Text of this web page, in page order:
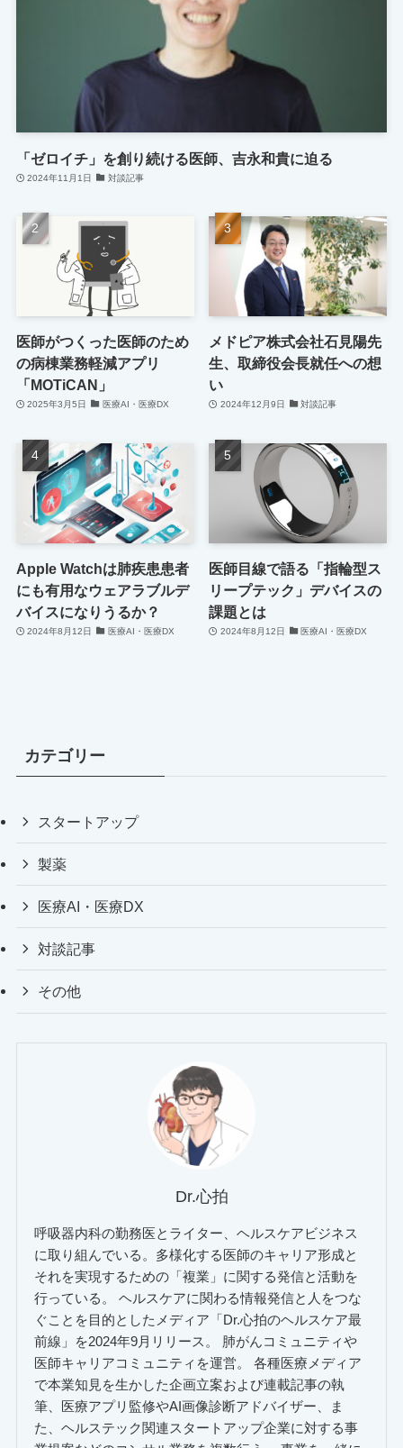
「ゼロイチ」を創り続ける医師、吉永和貴に迫る
2024年11月1日 対談記事
医師がつくった医師のため
の病棟業務軽減アプリ
「MOTiCAN」
2025年3月5日 医療AI・医療DX
メドピア株式会社石見陽先
生、取締役会長就任への想
い
2024年12月9日 対談記事
Apple Watchは肺疾患患者
にも有用なウェアラブルデ
バイスになりうるか？
2024年8月12日 医療AI・医療DX
医師目線で語る「指輪型ス
リープテック」デバイスの
課題とは
2024年8月12日 医療AI・医療DX
カテゴリー
スタートアップ
製薬
医療AI・医療DX
対談記事
その他
Dr.心拍
呼吸器内科の勤務医とライター、ヘルスケアビジネス
に取り組んでいる。多様化する医師のキャリア形成と
それを実現するための「複業」に関する発信と活動を
行っている。 ヘルスケアに関わる情報発信と人をつな
ぐことを目的としたメディア「Dr.心拍のヘルスケア最
前線」を2024年9月リリース。 肺がんコミュニティや
医師キャリアコミュニティを運営。 各種医療メディア
で本業知見を生かした企画立案および連載記事の執
筆、医療アプリ監修やAI画像診断アドバイザー、ま
た、ヘルステック関連スタートアップ企業に対する事